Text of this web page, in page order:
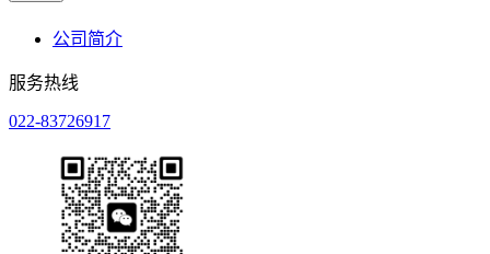
公司简介
服务热线
022-83726917